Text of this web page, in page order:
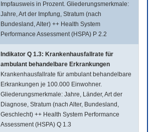
Impfausweis in Prozent. Gliederungsmerkmale:
Jahre, Art der Impfung, Stratum (nach
Bundesland, Alter) ++ Health System
Performance Assessment (HSPA) P 2.2
Indikator Q 1.3: Krankenhausfallrate für
ambulant behandelbare Erkrankungen
Krankenhausfallrate für ambulant behandelbare
Erkrankungen je 100.000 Einwohner.
Gliederungsmerkmale: Jahre, Länder, Art der
Diagnose, Stratum (nach Alter, Bundesland,
Geschlecht) ++ Health System Performance
Assessment (HSPA) Q 1.3